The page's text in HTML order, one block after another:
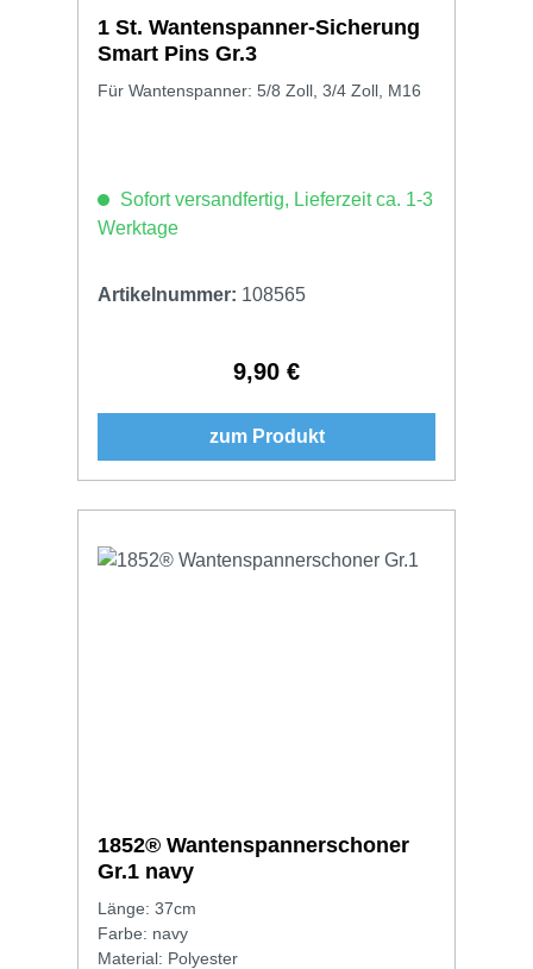
1 St. Wantenspanner-Sicherung
Smart Pins Gr.3
Für Wantenspanner: 5/8 Zoll, 3/4 Zoll, M16
Sofort versandfertig, Lieferzeit ca. 1-3
Werktage
Artikelnummer: 108565
Regulärer Preis:
9,90 €
zum Produkt
1852® Wantenspannerschoner
Gr.1 navy
Länge: 37cm
Farbe: navy
Material: Polyester